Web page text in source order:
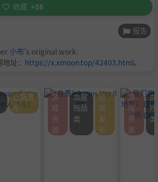
收藏 +56
报告
小布's original work.
址： https://x.xmoon.top/42403.html。
近期发
布
游
戏
资
源
血腥
残酷
类
近
期
发
布
游
戏
资
源
类